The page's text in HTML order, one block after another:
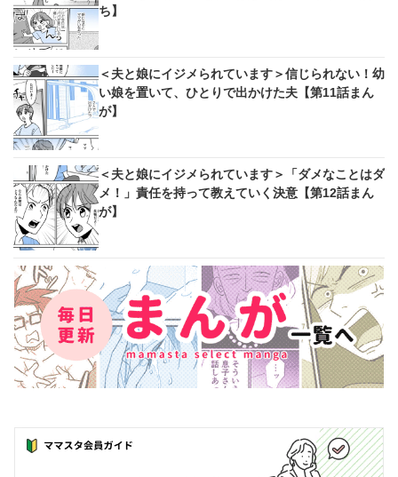
ち】
＜夫と娘にイジメられています＞信じられない！幼
い娘を置いて、ひとりで出かけた夫【第11話まん
が】
＜夫と娘にイジメられています＞「ダメなことはダ
メ！」責任を持って教えていく決意【第12話まん
が】